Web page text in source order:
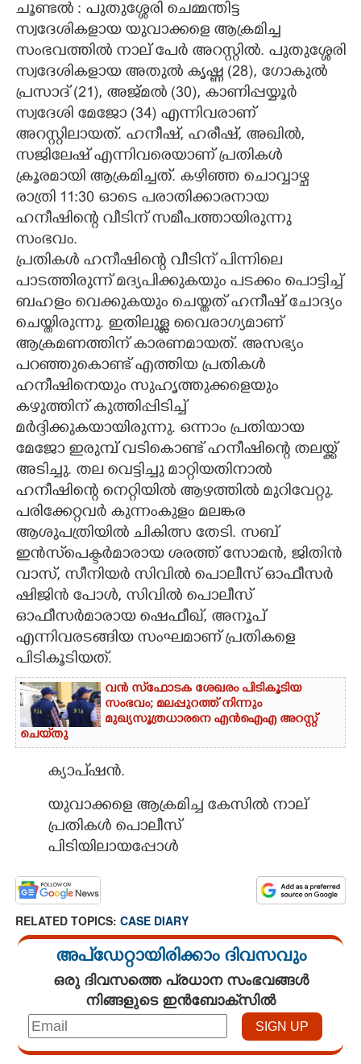
CARTOONS
LITERATURE
CONTACT US
ചൂണ്ടൽ : പുതുശ്ശേരി ചെമ്മന്തിട്ട
സ്വദേശികളായ യുവാക്കളെ ആക്രമിച്ച
സംഭവത്തിൽ നാല് പേർ അറസ്റ്റിൽ. പുതുശ്ശേരി
സ്വദേശികളായ അതുൽ കൃഷ്ണ (28), ഗോകുൽ
പ്രസാദ് (21), അജ്മൽ (30), കാണിപ്പയ്യൂർ
സ്വദേശി മേജോ (34) എന്നിവരാണ്
അറസ്റ്റിലായത്. ഹനീഷ്, ഹരീഷ്, അഖിൽ,
സജിലേഷ് എന്നിവരെയാണ് പ്രതികൾ
ക്രൂരമായി ആക്രമിച്ചത്. കഴിഞ്ഞ ചൊവ്വാഴ്ച
രാത്രി 11:30 ഓടെ പരാതിക്കാരനായ
ഹനീഷിന്റെ വീടിന് സമീപത്തായിരുന്നു
സംഭവം.
പ്രതികൾ ഹനീഷിന്റെ വീടിന് പിന്നിലെ
പാടത്തിരുന്ന് മദ്യപിക്കുകയും പടക്കം പൊട്ടിച്ച്
ബഹളം വെക്കുകയും ചെയ്തത് ഹനീഷ് ചോദ്യം
ചെയ്തിരുന്നു. ഇതിലുള്ള വൈരാഗ്യമാണ്
ആക്രമണത്തിന് കാരണമായത്. അസഭ്യം
പറഞ്ഞുകൊണ്ട് എത്തിയ പ്രതികൾ
ഹനീഷിനെയും സുഹൃത്തുക്കളെയും
കഴുത്തിന് കുത്തിപ്പിടിച്ച്
മർദ്ദിക്കുകയായിരുന്നു. ഒന്നാം പ്രതിയായ
മേജോ ഇരുമ്പ് വടികൊണ്ട് ഹനീഷിന്റെ തലയ്ക്ക്
അടിച്ചു. തല വെട്ടിച്ചു മാറ്റിയതിനാൽ
ഹനീഷിന്റെ നെറ്റിയിൽ ആഴത്തിൽ മുറിവേറ്റു.
പരിക്കേറ്റവർ കുന്നംകുളം മലങ്കര
ആശുപത്രിയിൽ ചികിത്സ തേടി. സബ്
ഇൻസ്‌പെക്ടർമാരായ ശരത്ത് സോമൻ, ജിതിൻ
വാസ്, സീനിയർ സിവിൽ പൊലീസ് ഓഫീസർ
ഷിജിൻ പോൾ, സിവിൽ പൊലീസ്
ഓഫീസർമാരായ ഷെഫീഖ്, അനൂപ്
എന്നിവരടങ്ങിയ സംഘമാണ് പ്രതികളെ
പിടികൂടിയത്.
വൻ സ്‌ഫോടക ശേഖരം പിടികൂടിയ
സംഭവം; മലപ്പുറത്ത് നിന്നും
മുഖ്യസൂത്രധാരനെ എൻഐഎ അറസ്റ്റ്
ചെയ്‌തു
ക്യാപ്ഷൻ.
യുവാക്കളെ ആക്രമിച്ച കേസിൽ നാല്
പ്രതികൾ പൊലീസ്
പിടിയിലായപ്പോൾ
RELATED TOPICS: CASE DIARY
അപ്ഡേറ്റായിരിക്കാം ദിവസവും
ഒരു ദിവസത്തെ പ്രധാന സംഭവങ്ങൾ
നിങ്ങളുടെ ഇൻബോക്സിൽ